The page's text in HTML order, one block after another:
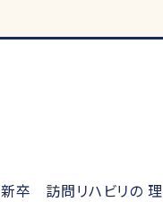
新卒 訪問リハビリの 理